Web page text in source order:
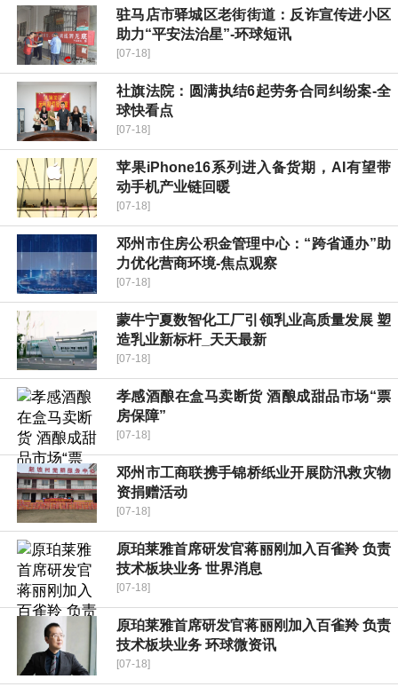
驻马店市驿城区老街街道：反诈宣传进小区
助力“平安法治星”-环球短讯
[07-18]
社旗法院：圆满执结6起劳务合同纠纷案-全
球快看点
[07-18]
苹果iPhone16系列进入备货期，AI有望带
动手机产业链回暖
[07-18]
邓州市住房公积金管理中心：“跨省通办”助
力优化营商环境-焦点观察
[07-18]
蒙牛宁夏数智化工厂引领乳业高质量发展 塑
造乳业新标杆_天天最新
[07-18]
孝感酒酿在盒马卖断货 酒酿成甜品市场“票
房保障”
[07-18]
邓州市工商联携手锦桥纸业开展防汛救灾物
资捐赠活动
[07-18]
原珀莱雅首席研发官蒋丽刚加入百雀羚 负责
技术板块业务 世界消息
[07-18]
原珀莱雅首席研发官蒋丽刚加入百雀羚 负责
技术板块业务 环球微资讯
[07-18]